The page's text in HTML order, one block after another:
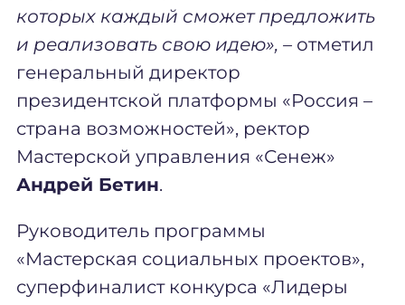
которых каждый сможет предложить
и реализовать свою идею», – отметил
генеральный директор
президентской платформы «Россия –
страна возможностей», ректор
Мастерской управления «Сенеж»
Андрей Бетин.
Руководитель программы
«Мастерская социальных проектов»,
суперфиналист конкурса «Лидеры